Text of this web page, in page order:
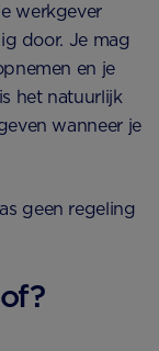
werkgever
door. Je mag
en je
het natuurlijk
wanneer je
geen regeling